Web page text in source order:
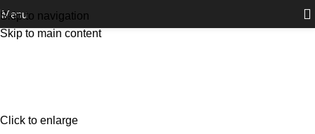
Skip to navigation
Skip to main content
Outlet
Menu
Click to enlarge